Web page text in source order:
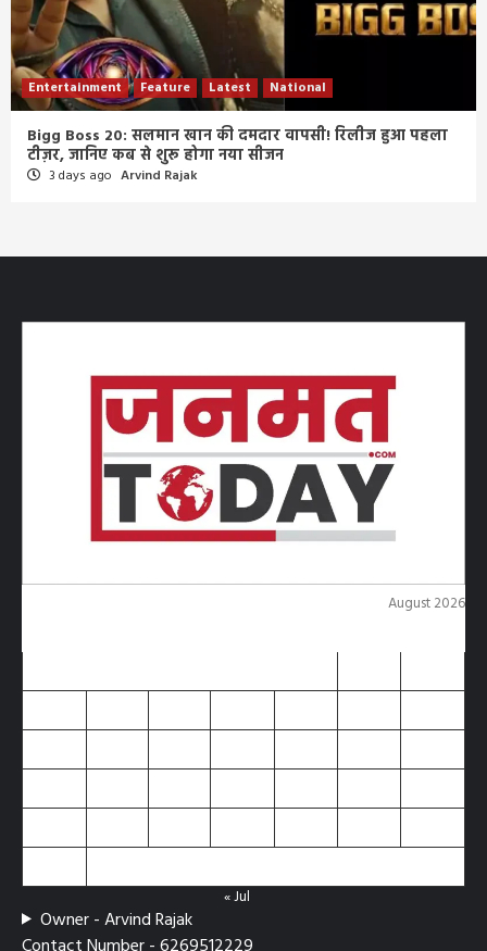
Entertainment Feature Latest National
Bigg Boss 20: सलमान खान की दमदार वापसी! रिलीज हुआ पहला
टीज़र, जानिए कब से शुरू होगा नया सीजन
3 days ago Arvind Rajak
August 2026
« Jul
Owner - Arvind Rajak